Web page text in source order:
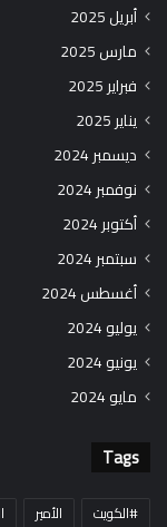
أبريل 2025
مارس 2025
فبراير 2025
يناير 2025
ديسمبر 2024
نوفمبر 2024
أكتوبر 2024
سبتمبر 2024
أغسطس 2024
يوليو 2024
يونيو 2024
مايو 2024
Tags
#الكويت الأمير